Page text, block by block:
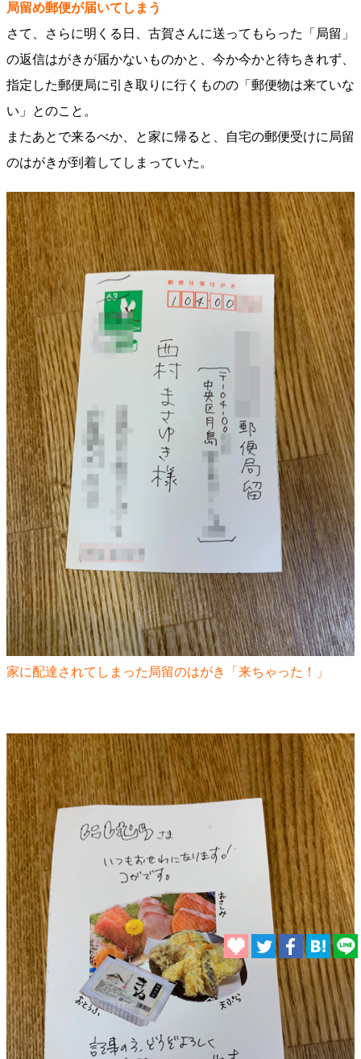
局留め郵便が届いてしまう
さて、さらに明くる日、古賀さんに送ってもらった「局留」
の返信はがきが届かないものかと、今か今かと待ちきれず、
指定した郵便局に引き取りに行くものの「郵便物は来ていな
い」とのこと。
またあとで来るべか、と家に帰ると、自宅の郵便受けに局留
のはがきが到着してしまっていた。
家に配達されてしまった局留のはがき「来ちゃった！」